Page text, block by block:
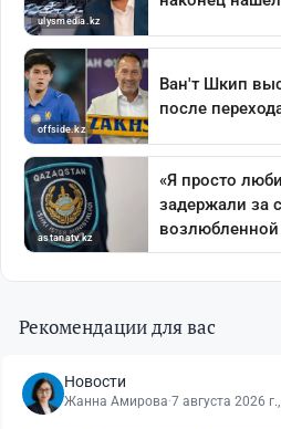
Рекомендации для вас
Новости
Жанна Амирова·7 августа 2026